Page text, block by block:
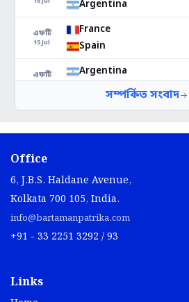
Office
6, J.B.S. Haldane Avenue,
Kolkata 700 105, India.
info@bartamanpatrika.com
+91 - 33 2251 3292 / 93
Links